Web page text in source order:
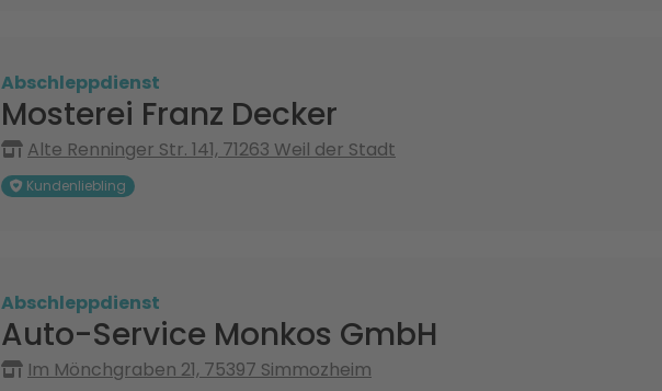
Abschleppdienst
Mosterei Franz Decker
Alte Renninger Str. 141, 71263 Weil der Stadt
Kundenliebling
Abschleppdienst
Auto-Service Monkos GmbH
Im Mönchgraben 21, 75397 Simmozheim